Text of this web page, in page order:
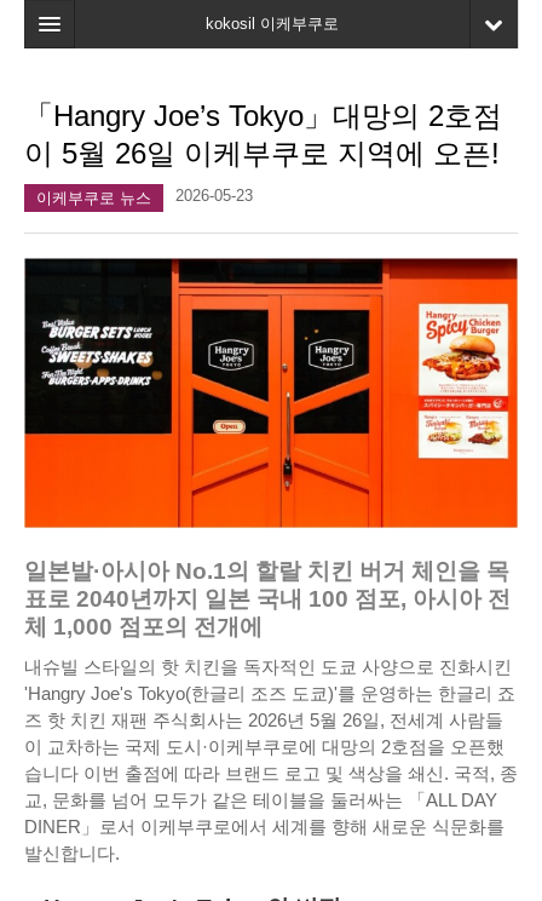
kokosil 이케부쿠로
지도
최신정보
즐겨찾기
「Hangry Joe’s Tokyo」대망의 2호점
이 5월 26일 이케부쿠로 지역에 오픈!
이케부쿠로 뉴스 2026-05-23
일본발·아시아 No.1의 할랄 치킨 버거 체인을 목
표로 2040년까지 일본 국내 100 점포, 아시아 전
체 1,000 점포의 전개에
내슈빌 스타일의 핫 치킨을 독자적인 도쿄 사양으로 진화시킨
'Hangry Joe's Tokyo(한글리 조즈 도쿄)'를 운영하는 한글리 죠
즈 핫 치킨 재팬 주식회사는 2026년 5월 26일, 전세계 사람들
이 교차하는 국제 도시·이케부쿠로에 대망의 2호점을 오픈했
습니다 이번 출점에 따라 브랜드 로고 및 색상을 쇄신. 국적, 종
교, 문화를 넘어 모두가 같은 테이블을 둘러싸는 「ALL DAY
DINER」로서 이케부쿠로에서 세계를 향해 새로운 식문화를
발신합니다.